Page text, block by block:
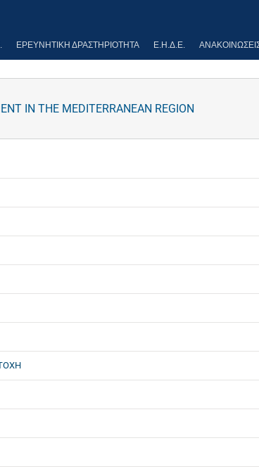
ΕΡΕΥΝΗΤΙΚΉ ΔΡΑΣΤΗΡΙΌΤΗΤΑ Ε.Η.Δ.Ε.
IN THE MEDITERRANEAN REGION